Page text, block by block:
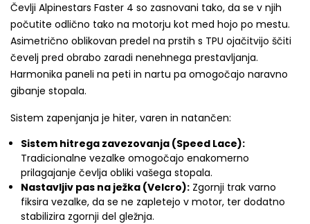
Čevlji Alpinestars Faster 4 so zasnovani tako, da se v njih
počutite odlično tako na motorju kot med hojo po mestu.
Asimetrično oblikovan predel na prstih s TPU ojačitvijo ščiti
čevelj pred obrabo zaradi nenehnega prestavljanja.
Harmonika paneli na peti in nartu pa omogočajo naravno
gibanje stopala.
Sistem zapenjanja je hiter, varen in natančen:
Sistem hitrega zavezovanja (Speed Lace):
Tradicionalne vezalke omogočajo enakomerno
prilagajanje čevlja obliki vašega stopala.
Nastavljiv pas na ježka (Velcro): Zgornji trak varno
fiksira vezalke, da se ne zapletejo v motor, ter dodatno
stabilizira zgornji del gležnja.